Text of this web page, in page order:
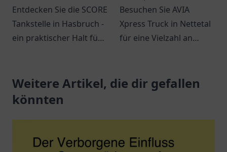
Entdecken Sie die SCORE
Tankstelle in Hasbruch -
ein praktischer Halt für
Besuchen Sie AVIA
Xpress Truck in Nettetal
für eine Vielzahl an
Ambiente. Ideal für
Reisende und Pendler.
Weitere Artikel, die dir gefallen
könnten